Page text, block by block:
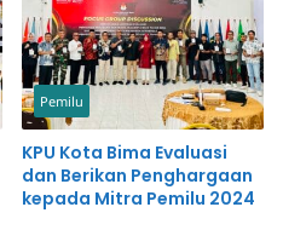
Pemilu
KPU Kota Bima Evaluasi
dan Berikan Penghargaan
kepada Mitra Pemilu 2024